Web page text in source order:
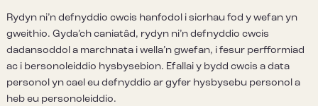
Rydyn ni’n defnyddio cwcis hanfodol i sicrhau fod y wefan yn
gweithio. Gyda’ch caniatâd, rydyn ni’n defnyddio cwcis
dadansoddol a marchnata i wella’n gwefan, i fesur perfformiad
ac i bersonoleiddio hysbysebion. Efallai y bydd cwcis a data
personol yn cael eu defnyddio ar gyfer hysbysebu personol a
heb eu personoleiddio.